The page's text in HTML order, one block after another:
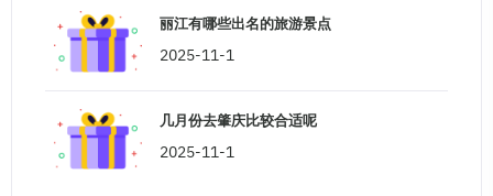
丽江有哪些出名的旅游景点
2025-11-1
几月份去肇庆比较合适呢
2025-11-1